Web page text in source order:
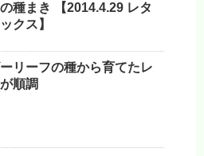
種まき 【2014.4.29 レタ
クス】
リーフの種から育てたレ
順調